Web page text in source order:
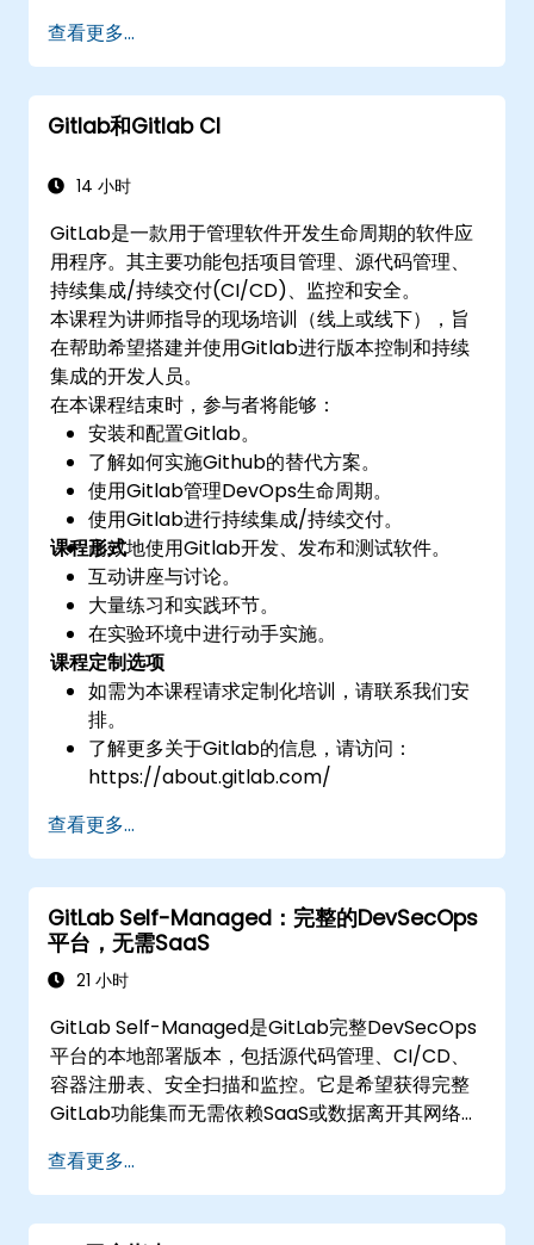
监控和审计活动，确保合规性和治理。
查看更多...
Gitlab和Gitlab CI
14 小时
GitLab是一款用于管理软件开发生命周期的软件应
用程序。其主要功能包括项目管理、源代码管理、
持续集成/持续交付(CI/CD)、监控和安全。
本课程为讲师指导的现场培训（线上或线下），旨
在帮助希望搭建并使用Gitlab进行版本控制和持续
集成的开发人员。
在本课程结束时，参与者将能够：
安装和配置Gitlab。
了解如何实施Github的替代方案。
使用Gitlab管理DevOps生命周期。
使用Gitlab进行持续集成/持续交付。
高效地使用Gitlab开发、发布和测试软件。
课程形式
互动讲座与讨论。
大量练习和实践环节。
在实验环境中进行动手实施。
课程定制选项
如需为本课程请求定制化培训，请联系我们安
排。
了解更多关于Gitlab的信息，请访问：
https://about.gitlab.com/
查看更多...
GitLab Self-Managed：完整的DevSecOps
平台，无需SaaS
21 小时
GitLab Self-Managed是GitLab完整DevSecOps
平台的本地部署版本，包括源代码管理、CI/CD、
容器注册表、安全扫描和监控。它是希望获得完整
GitLab功能集而无需依赖SaaS或数据离开其网络的
查看更多...